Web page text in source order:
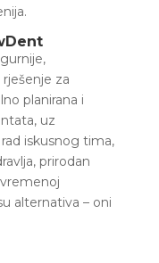
za
planirana i
uz
iskusnog tima,
prirodan
alternativa – oni